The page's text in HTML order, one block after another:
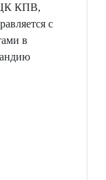
ЦК КПВ,
с
в